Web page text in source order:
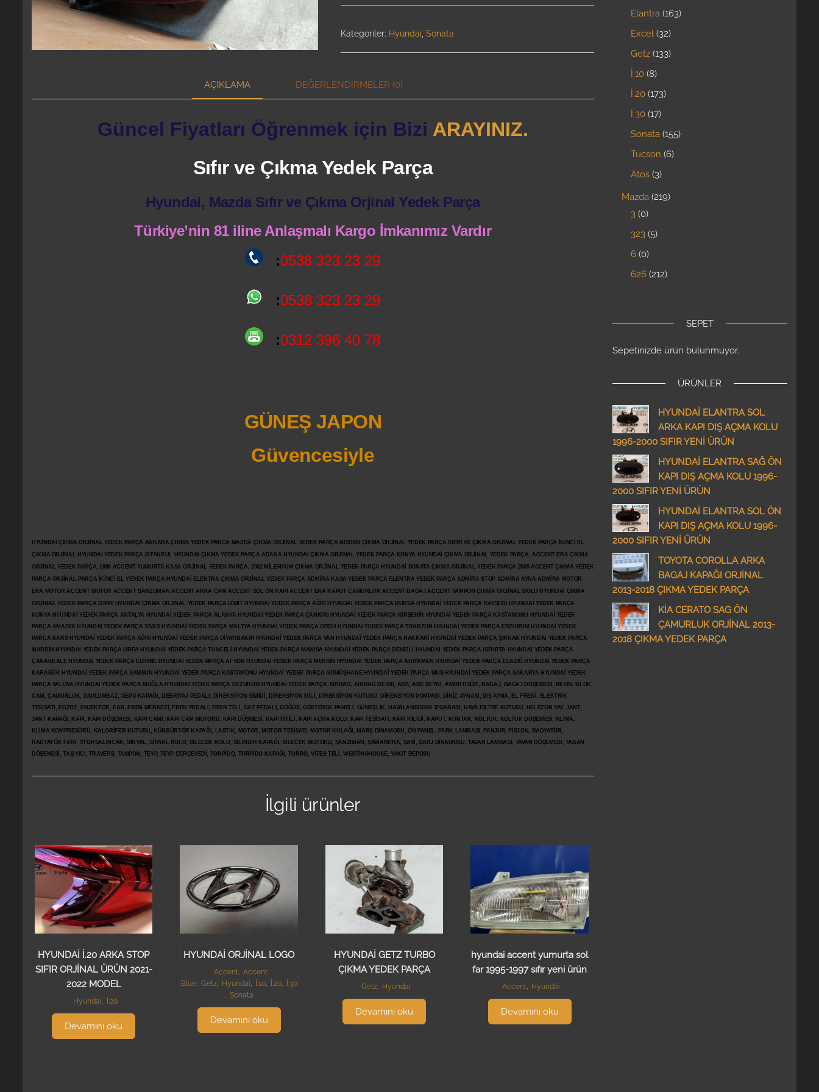
Kategoriler: Hyundai ,Sonata
AÇIKLAMA DEĞERLENDIRMELER (0)
Güncel Fiyatları Öğrenmek için Bizi ARAYINIZ.
Sıfır ve Çıkma Yedek Parça
Hyundai, Mazda Sıfır ve Çıkma Orjinal Yedek Parça
Türkiye’nin 81 iline Anlaşmalı Kargo İmkanımız Vardır
:0538 323 23 29
:0538 323 23 29
:0312 396 40 78
GÜNEŞ JAPON
Güvencesiyle
HYUNDAİ ÇIKMA ORJİNAL YEDEK PARÇA ANKARA ÇIKMA YEDEK PARÇA MAZDA ÇIKMA ORJİNAL YEDEK PARÇA NİSSAN ÇIKMA ORJİNAL YEDEK PARÇA SIFIR VE ÇIKMA ORJİNAL YEDEK PARÇA İKİNCİ EL
ÇIKMA ORJİNAL HYUNDAİ YEDEK PARÇA İSTANBUL HYUNDAİ ÇIKMA YEDEK PARÇA ADANA HYUNDAİ ÇIKMA ORJİNAL YEDEK PARÇA KONYA HYUNDAİ ÇIKMA ORJİNAL YEDEK PARÇA, ACCENT ERA ÇIKMA
ORJİNAL YEDEK PARÇA, 1998 ACCENT YUMURTA KASA ORJİNAL YEDEK PARÇA, 2002 MİLENYUM ÇIKMA ORJİNAL YEDEK PARÇA HYUNDAİ SONATA ÇIKMA ORJİNAL YEDEK PARÇA 2005 ACCENT ÇIKMA YEDEK
PARÇA ORJİNAL PARÇA İKİNCİ EL YEDEK PARÇA HYUNDAİ ELENTRA ÇIKMA ORJİNAL YEDEK PARÇA ADMİRA KASA YEDEK PARÇA ELENTRA YEDEK PARÇA ADMİRA STOP ADMİRA AYNA ADMİRA MOTOR
ERA MOTOR ACCENT MOTOR ACCENT ŞANZUMAN ACCENT ARKA CAM ACCENT SOL ÖN KAPI ACCENT ERA KAPUT ÇAMURLUK ACCENT BAGAJ ACCENT TAMPON ÇIKMA ORJİNAL BOLU HYUNDAİ ÇIKMA
ORJİNAL YEDEK PARÇA İZMİR HYUNDAİ ÇIKMA ORJİNAL YEDEK PARÇA İZMİT HYUNDAİ YEDEK PARÇA AĞRI HYUNDAİ YEDEK PARÇA BURSA HYUNDAİ YEDEK PARÇA KAYSERİ HYUNDAİ YEDEK PARÇA
KONYA HYUNDAİ YEDEK PARÇA ANTALYA HYUNDAİ YEDEK PARÇA ALANYA HYUNDAİ YEDEK PARÇA ÇANKIRI HYUNDAİ YEDEK PARÇA KIRŞEHİR HYUNDAİ YEDEK PARÇA KASTAMONU HYUNDAİ YEDEK
PARÇA AMASYA HYUNDAİ YEDEK PARÇA SİVAS HYUNDAİ YEDEK PARÇA MALTYA HYUNDAİ YEDEK PARÇA ORDU HYUNDAİ YEDEK PARÇA TRABZON HYUNDAİ YEDEK PARÇA ERZURUM HYUNDAİ YEDEK
PARÇA KARS HYUNDAİ YEDEK PARÇA AĞRI HYUNDAİ YEDEK PARÇA DİYARBAKIR HYUNDAİ YEDEK PARÇA VAN HYUNDAİ YEDEK PARÇA HAKKARİ HYUNDAİ YEDEK PARÇA ŞIRNAK HYUNDAİ YEDEK PARÇA
MARDİN HYUNDAİ YEDEK PARÇA URFA HYUNDAİ YEDEK PARÇA TUNCELİ HYUNDAİ YEDEK PARÇA MANİSA HYUNDAİ YEDEK PARÇA DENİZLİ HYUNDAİ YEDEK PARÇA ISPARTA HYUNDAİ YEDEK PARÇA
ÇANAKKALE HYUNDAİ YEDEK PARÇA EDİRNE HYUNDAİ YEDEK PARÇA AFYON HYUNDAİ YEDEK PARÇA MERSİN HYUNDAİ YEDEK PARÇA ADIYAMAN HYUNDAİ YEDEK PARÇA ELAZIĞ HYUNDAİ YEDEK PARÇA
KARABÜK HYUNDAİ YEDEK PARÇA SAMSUN HYUNDAİ YEDEK PARÇA KASTAMONU HYUNDAİ YEDEK PARÇA GÜMÜŞHANE HYUNDAİ YEDEK PARÇA MUŞ HYUNDAİ YEDEK PARÇA SAKARYA HYUNDAİ YEDEK
PARÇA YALOVA HYUNDAİ YEDEK PARÇA MUĞLA HYUNDAİ YEDEK PARÇA ERZURUM HYUNDAİ YEDEK PARÇA AİRBAG, AİRBAG BEYNİ, ABS, ABS BEYNİ, AMORTİSÖR, BAGAJ, BAGAJ DÖŞEMESİ, BEYİN, BLOK,
CAM, ÇAMURLUK, DAVLUMBAZ, DEPO KAPAĞI, DEBRİYAJ PEDALI, DİREKSİYON SİMİDİ, DİREKSİYON MİLİ, DİREKSİYON KUTUSU, DİREKSİYON POMPASI, DİKİZ AYNASI, DIŞ AYNA, EL FRENİ, ELEKTRİK
TESİSATI, EGZOZ, ENJEKTÖR, FAR, FREN MERKEZİ, FREN PEDALI, FREN TELİ, GAZ PEDALI, GÖĞÜS, GÖSTERGE PANELİ, GÜNEŞLİK, HAVALANDIRMA IZGARASI, HAVA FİLTRE KUTUSU, HELEZON YAY, JANT,
JANT KAPAĞI, KAPI, KAPI DÖŞEMESİ, KAPI CAMI, KAPI CAM MOTORU, KAPI DÜŞMESİ, KAPI FİTİLİ, KAPI AÇMA KOLU, KAPI TESİSATI, KAPI KİLİDİ, KAPUT, KONTAK, KOLTUK, KOLTUK DÖŞEMESİ, KLİMA,
KLİMA KOMPRESÖRÜ, KALORİFER KUTUSU, KÜRBÜRTÖR KAPAĞI, LASTİK, MOTOR, MOTOR TESİSATI, MOTOR KULAĞI, MARŞ DİNAMOSU, ÖN PANEL, PARK LAMBASI, PANJUR, PİSTON, RADYATÖR,
RADYATÖR FANI, STOP,SALINCAK, SİNYAL, SİNYAL KOLU, SİLECEK KOLU, SİLİNDİR KAPAĞI, SİLECEK MOTORU, ŞANZIMAN, ŞAMANDRA, ŞASİ, ŞARJ DİNAMOSU, TAVAN LAMBASI, TAVAN DÖŞEMESİ, TABAN
DÖŞEMESİ, TAŞIYICI, TRAVERS, TAMPON, TEYP, TEYP ÇERÇEVEDİ, TORPİDO, TORPİDO KAPAĞI, TURBO, VİTES TELİ, WESTİNGHOUSE, YAKIT DEPOSU
İlgili ürünler
HYUNDAİ İ.20 ARKA STOP
SIFIR ORJİNAL ÜRÜN 2021-
2022 MODEL
Hyundai, İ.20
Devamını oku
HYUNDAİ ORJİNAL LOGO
Accent, Accent
Blue, Getz, Hyundai, İ.10, İ.20,
İ.30
, Sonata
Devamını oku
HYUNDAİ GETZ TURBO
ÇIKMA YEDEK PARÇA
Getz, Hyundai
Devamını oku
hyundai accent yumurta sol
far 1995-1997 sıfır yeni ürün
Accent, Hyundai
Devamını oku
Elantra 163
Excel 32
Getz 133
İ.10 8
İ.20 173
İ.30 17
Sonata 155
Tucson 6
Atos 3
Mazda 219
3 0
323 5
6 0
626 212
SEPET
Sepetinizde ürün bulunmuyor.
ÜRÜNLER
HYUNDAİ ELANTRA SOL
ARKA KAPI DIŞ AÇMA KOLU
1996-2000 SIFIR YENİ ÜRÜN
HYUNDAİ ELANTRA SAĞ ÖN
KAPI DIŞ AÇMA KOLU 1996-
2000 SIFIR YENİ ÜRÜN
HYUNDAİ ELANTRA SOL ÖN
KAPI DIŞ AÇMA KOLU 1996-
2000 SIFIR YENİ ÜRÜN
TOYOTA COROLLA ARKA
BAGAJ KAPAĞI ORJİNAL
2013-2018 ÇIKMA YEDEK PARÇA
KİA CERATO SAG ÖN
ÇAMURLUK ORJİNAL 2013-
2018 ÇIKMA YEDEK PARÇA